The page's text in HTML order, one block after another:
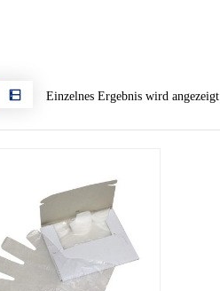
Einzelnes Ergebnis wird angezeigt